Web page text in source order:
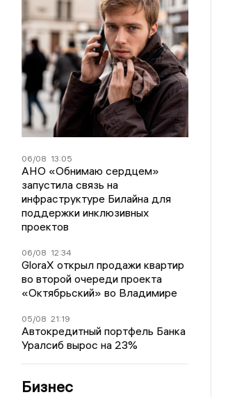
06/08 13:05
АНО «Обнимаю сердцем»
запустила связь на
инфраструктуре Билайна для
поддержки инклюзивных
проектов
06/08 12:34
GloraX открыл продажи квартир
во второй очереди проекта
«Октябрьский» во Владимире
05/08 21:19
Автокредитный портфель Банка
Уралсиб вырос на 23%
Бизнес